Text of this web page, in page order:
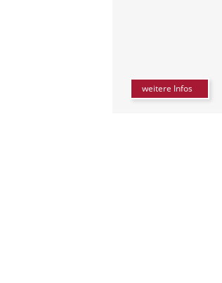
weitere Infos